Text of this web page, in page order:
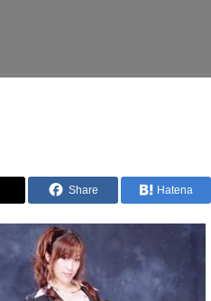
Share Hatena